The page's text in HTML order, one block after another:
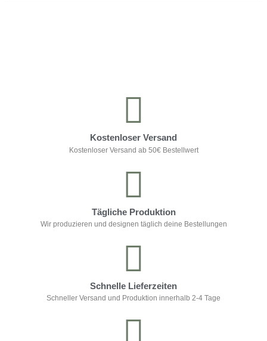
Kostenloser Versand
Kostenloser Versand ab 50€ Bestellwert
Tägliche Produktion
Wir produzieren und designen täglich deine Bestellungen
Schnelle Lieferzeiten
Schneller Versand und Produktion innerhalb 2-4 Tage